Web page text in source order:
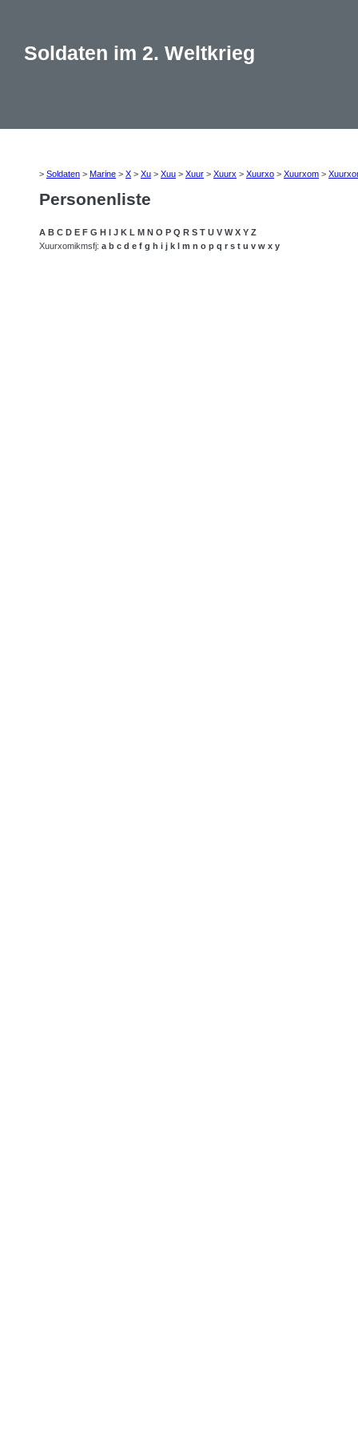
Soldaten im 2. Weltkrieg
> Soldaten > Marine > X > Xu > Xuu > Xuur > Xuurx > Xuurxo > Xuurxom >
Personenliste
A B C D E F G H I J K L M N O P Q R S T U V W X Y Z
Xuurxomikmsfj: a b c d e f g h i j k l m n o p q r s t u v w x y